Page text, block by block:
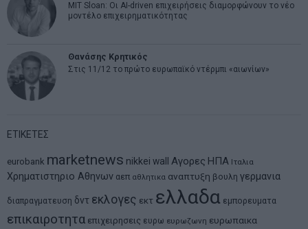
MIT Sloan: Οι AI-driven επιχειρήσεις διαμορφώνουν το νέο
μοντέλο επιχειρηματικότητας
Θανάσης Κρητικός
Στις 11/12 το πρώτο ευρωπαϊκό ντέρμπι «αιωνίων»
ΕΤΙΚΕΤΕΣ
eurobank marketnews nikkei wall Αγορες ΗΠΑ Ιταλια
Χρηματιστηριο Αθηνων αεπ αθλητικα αναπτυξη βουλη γερμανια
διαπραγματευση δντ εκλογες εκτ ελλαδα εμπορευματα
επικαιροτητα επιχειρησεις ευρω ευρωζωνη ευρωπαικα